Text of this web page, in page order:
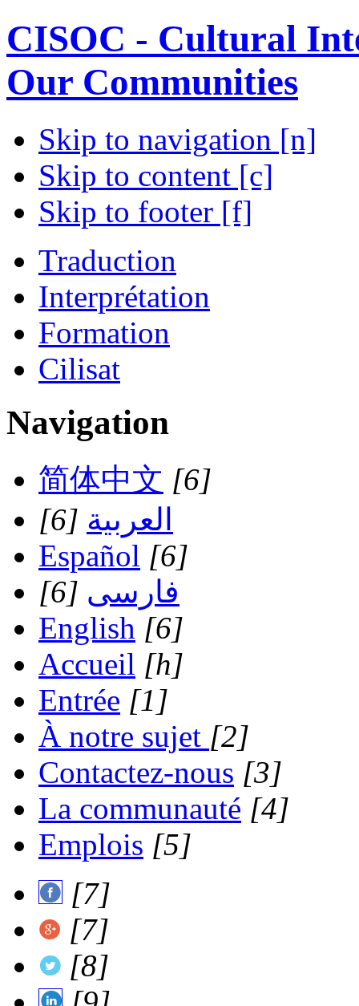
CISOC - Cultural
Our Communities
Skip to navigation [n]
Skip to content [c]
Skip to footer [f]
Traduction
Interprétation
Formation
Cilisat
Navigation
简体中文 [6]
العربية [6]
Español [6]
فارسی [6]
English [6]
Accueil [h]
Entrée [1]
À notre sujet [2]
Contactez-nous [3]
La communauté [4]
Emplois [5]
[7]
[7]
[8]